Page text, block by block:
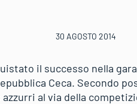
30 AGOSTO 2014
il successo nella
Ceca. Secondo
al via della